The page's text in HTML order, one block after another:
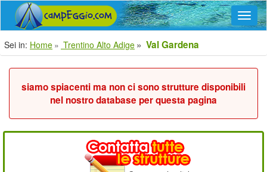
Sei in: Home Trentino Alto Adige Val Gardena
siamo spiacenti ma non ci sono strutture disponibili
nel nostro database per questa pagina